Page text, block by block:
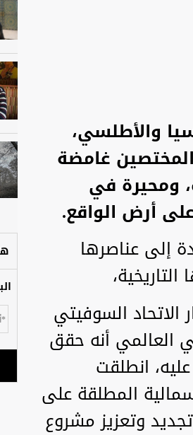
والأطلسي،
غامضة
ومحيرة في
أرض الواقع.
إلى عناصرها
السوفيتي
العالمي أنه حقق
عليه، انطلقت
المطلقة على
وتعزيز مشروع